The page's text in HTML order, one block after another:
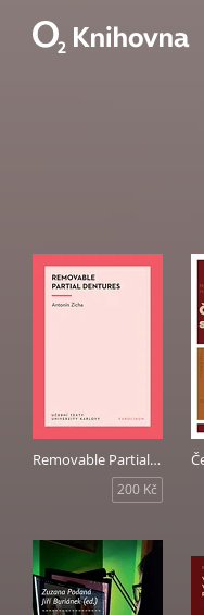
Removable Partial Dentures
200 Kč